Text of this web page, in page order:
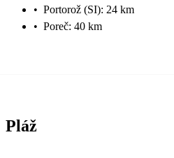
• Portorož (SI): 24 km
• Poreč: 40 km
Pláž